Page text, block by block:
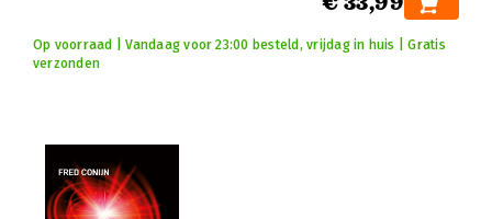
Op voorraad | Vandaag voor 23:00 besteld, vrijdag in huis | Gratis
verzonden